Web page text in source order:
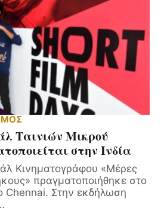
Ταινιών Μικρού
στην Ινδία
Κινηματογράφου «Μέρες
πραγματοποιήθηκε στο
Chennai. Στην εκδήλωση